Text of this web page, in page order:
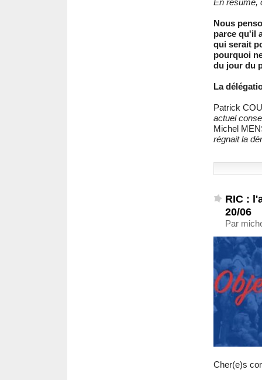
En résumé,
Nous
parce qu'il
qui serait
pourquoi
du jour du
La
Patrick
actuel
Michel
régnait la
RIC :
20/06
Par
Cher(e)s